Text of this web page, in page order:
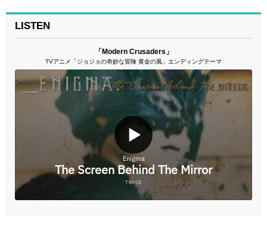
LISTEN
「Modern Crusaders」
TVアニメ「ジョジョの奇妙な冒険 黄金の風」エンディングテーマ